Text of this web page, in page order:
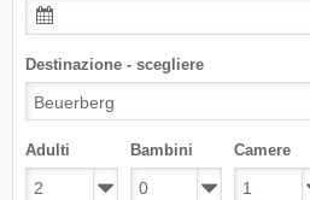
Destinazione - scegliere
Adulti Bambini Camere